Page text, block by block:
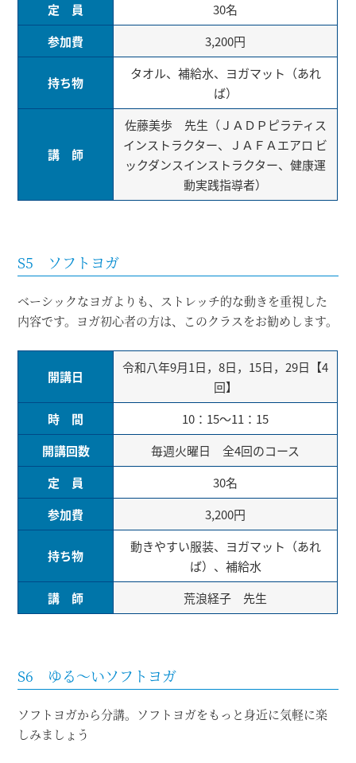
定 員
30名
参加費
3,200円
持ち物
タオル、補給水、ヨガマット（あれ
ば）
講 師
佐藤美歩 先生（ＪＡＤＰピラティス
インストラクター、ＪＡＦＡエアロ ビ
ックダンスインストラクター、健康運
動実践指導者）
S5 ソフトヨガ
ベーシックなヨガよりも、ストレッチ的な動きを重視した
内容です。ヨガ初心者の方は、このクラスをお勧めします。
開講日
令和八年9月1日，8日，15日，29日【4
回】
時 間
10：15～11：15
開講回数
毎週火曜日 全4回のコース
定 員
30名
参加費
3,200円
持ち物
動きやすい服装、ヨガマット（あれ
ば）、補給水
講 師
荒浪経子 先生
S6 ゆる～いソフトヨガ
ソフトヨガから分講。ソフトヨガをもっと身近に気軽に楽
しみましょう